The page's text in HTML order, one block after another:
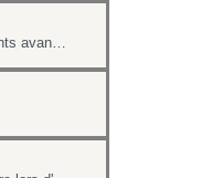
Contrôle de la présence de paiements avant la suppression d'une fiche contact